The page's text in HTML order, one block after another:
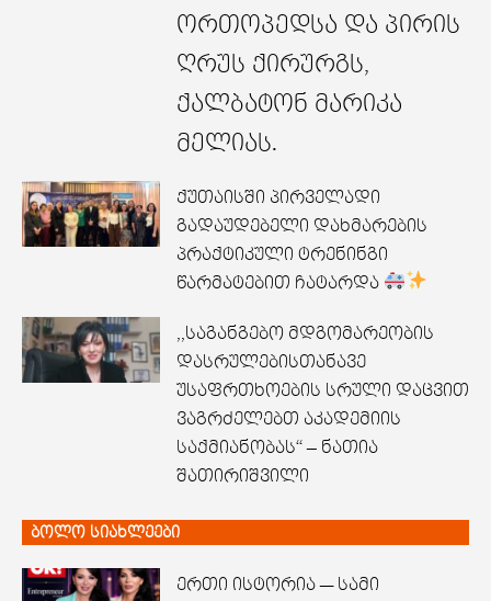
ორთოპედსა და პირის
ღრუს ქირურგს,
ქალბატონ მარიკა
მელიას.
ქუთაისში პირველადი
გადაუდებელი დახმარების
პრაქტიკული ტრენინგი
წარმატებით ჩატარდა
,,საგანგებო მდგომარეობის
დასრულებისთანავე
უსაფრთხოების სრული დაცვით
ვაგრძელებთ აკადემიის
საქმიანობას“ – ნათია
შათირიშვილი
ბოლო სიახლეები
ერთი ისტორია — სამი